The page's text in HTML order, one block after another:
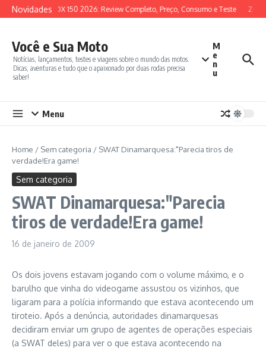
Ir para o conteúdo
NovidadesSYM ADX 150 2026: Review Completo, Preço, Consumo e Teste
Você e Sua Moto
Notícias, lançamentos, testes e viagens sobre o mundo das motos.
Dicas, aventuras e tudo que o apaixonado por duas rodas precisa
saber!
M
e
n
u
Menu
Home / Sem categoria / SWAT Dinamarquesa:"Parecia tiros de
verdade!Era game!
Sem categoria
SWAT Dinamarquesa:"Parecia
tiros de verdade!Era game!
16 de janeiro de 2009
Os dois jovens estavam jogando com o volume máximo, e o
barulho que vinha do videogame assustou os vizinhos, que
ligaram para a polícia informando que estava acontecendo um
tiroteio. Após a denúncia, autoridades dinamarquesas
decidiram enviar um grupo de agentes de operações especiais
(a SWAT deles) para ver o que estava acontecendo na